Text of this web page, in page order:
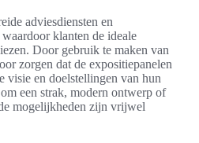
adviesdiensten en
klanten de ideale
Door gebruik te maken van
zorgen dat de expositiepanelen
visie en doelstellingen van hun
een strak, modern ontwerp of
mogelijkheden zijn vrijwel